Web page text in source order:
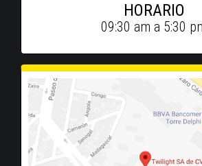
HORARIO
09:30 am a 5:30